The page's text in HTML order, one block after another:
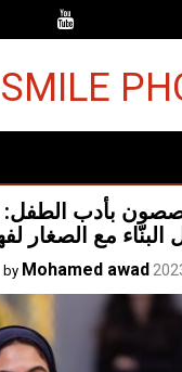
بأدب الطفل:
البنّاء مع الصغار
Mohamed awad